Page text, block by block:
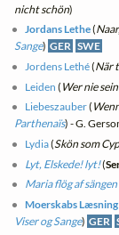
nicht schön)
Jordans Lethe(
Sange) GER SWE
Jordens Lethé(När
Leiden ( Wer nie
Liebeszauber(
Parthenaïs) - G.
Lydia(Skön som
Lyt, Elskede! lyt!(
Maria flög af
Moerskabs Læsning
Viser og Sange) GER